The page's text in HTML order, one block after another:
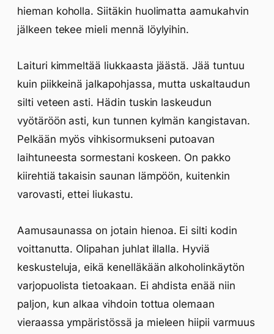
hieman koholla. Siitäkin huolimatta aamukahvin
jälkeen tekee mieli mennä löylyihin.
Laituri kimmeltää liukkaasta jäästä. Jää tuntuu
kuin piikkeinä jalkapohjassa, mutta uskaltaudun
silti veteen asti. Hädin tuskin laskeudun
vyötäröön asti, kun tunnen kylmän kangistavan.
Pelkään myös vihkisormukseni putoavan
laihtuneesta sormestani koskeen. On pakko
kiirehtiä takaisin saunan lämpöön, kuitenkin
varovasti, ettei liukastu.
Aamusaunassa on jotain hienoa. Ei silti kodin
voittanutta. Olipahan juhlat illalla. Hyviä
keskusteluja, eikä kenelläkään alkoholinkäytön
varjopuolista tietoakaan. Ei ahdista enää niin
paljon, kun alkaa vihdoin tottua olemaan
vieraassa ympäristössä ja mieleen hiipii varmuus